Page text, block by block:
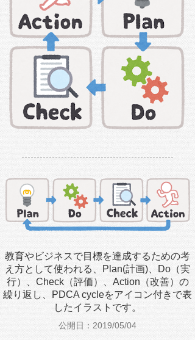
教育やビジネスで目標を達成するための考
え方として使われる、Plan(計画)、Do（実
行）、Check（評価）、Action（改善）の
繰り返し、PDCA cycleをアイコン付きで表
したイラストです。
公開日：2019/05/04